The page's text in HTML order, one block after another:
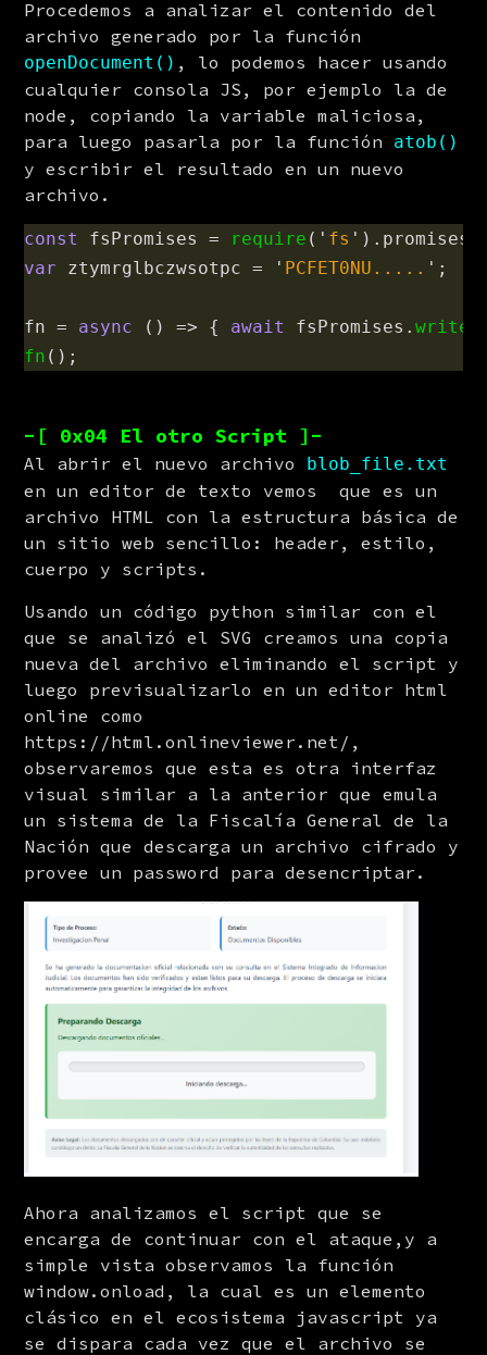
Procedemos a analizar el contenido del
openDocument() , lo podemos hacer usando
cualquier consola JS, por ejemplo la de
node, copiando la variable maliciosa,
para luego pasarla por la función atob()
y escribir el resultado en un nuevo
archivo.
const fsPromises = require ( ' fs ' ). promises
var
ztymrglbczwsotpc = ' PCFET0NU..... ' ;
fn = async () => { await fsPromises .
fn ();
-[ 0x04 El otro Script ]-
Al abrir el nuevo archivo blob_file.txt
en un editor de texto vemos  que es un
archivo HTML con la estructura básica de
un sitio web sencillo: header, estilo,
cuerpo y scripts.
Usando un código python similar con el
que se analizó el SVG creamos una copia
nueva del archivo eliminando el script y
luego previsualizarlo en un editor html
online como
https://html.onlineviewer.net/,
observaremos que esta es otra interfaz
visual similar a la anterior que emula
un sistema de la Fiscalía General de la
Nación que descarga un archivo cifrado y
provee un password para desencriptar.
Ahora analizamos el script que se
encarga de continuar con el ataque,y a
simple vista observamos la función
window.onload, la cual es un elemento
clásico en el ecosistema javascript ya
se dispara cada vez que el archivo se